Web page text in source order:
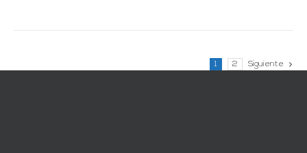
1 2 Siguiente